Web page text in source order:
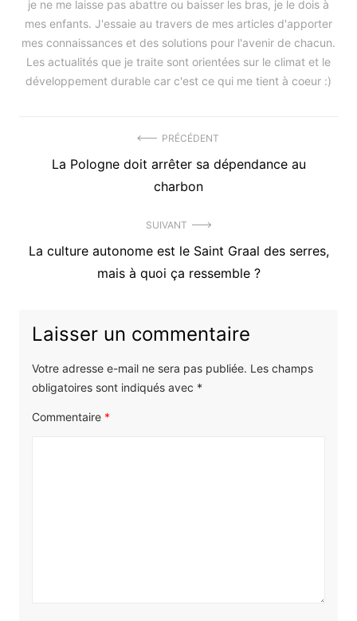
je ne me laisse pas abattre ou baisser les bras, je le dois à
mes enfants. J'essaie au travers de mes articles d'apporter
mes connaissances et des solutions pour l'avenir de chacun.
Les actualités que je traite sont orientées sur le climat et le
développement durable car c'est ce qui me tient à coeur :)
PRÉCÉDENT
Précédent
La Pologne doit arrêter sa dépendance au
charbon
SUIVANT
Article
La culture autonome est le Saint Graal des serres,
mais à quoi ça ressemble ?
Laisser un commentaire
Votre adresse e-mail ne sera pas publiée. Les champs
obligatoires sont indiqués avec *
Commentaire *